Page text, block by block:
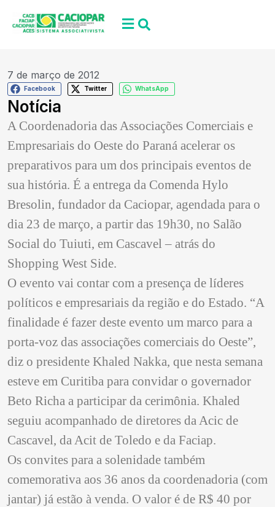
7 de março de 2012
Facebook Twitter WhatsApp
Notícia
A Coordenadoria das Associações Comerciais e
Empresariais do Oeste do Paraná acelerar os
preparativos para um dos principais eventos de
sua história. É a entrega da Comenda Hylo
Bresolin, fundador da Caciopar, agendada para o
dia 23 de março, a partir das 19h30, no Salão
Social do Tuiuti, em Cascavel – atrás do
Shopping West Side.
O evento vai contar com a presença de líderes
políticos e empresariais da região e do Estado. “A
finalidade é fazer deste evento um marco para a
porta-voz das associações comerciais do Oeste”,
diz o presidente Khaled Nakka, que nesta semana
esteve em Curitiba para convidar o governador
Beto Richa a participar da cerimônia. Khaled
seguiu acompanhado de diretores da Acic de
Cascavel, da Acit de Toledo e da Faciap.
Os convites para a solenidade também
comemorativa aos 36 anos da coordenadoria (com
jantar) já estão à venda. O valor é de R$ 40 por